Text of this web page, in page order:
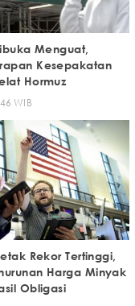
Menguat,
Kesepakatan
Hormuz
WIB
Rekor Tertinggi,
Harga Minyak
Obligasi